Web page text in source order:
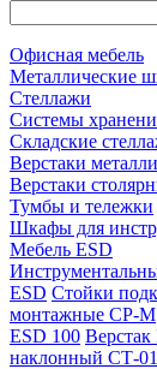
Офисная мебель
Металлические
Стеллажи
Системы
Складские
Верстаки
Верстаки
Тумбы и тележки
Шкафы для
Мебель ESD
ESD Стойки
монтажные СР-М
ESD 100
наклонный СТ-